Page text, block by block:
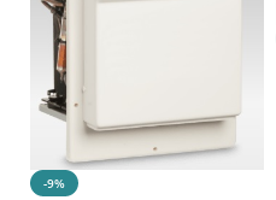
-9%